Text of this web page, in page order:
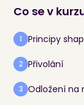
Co se v
1 Principy
2 Přivolání
3 Odložení na